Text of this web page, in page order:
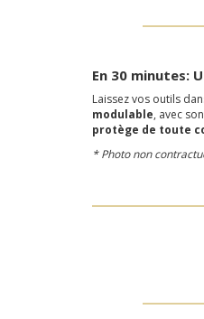
En 30 minutes:
Laissez vos outils
modulable, avec
protège de toute
* Photo non